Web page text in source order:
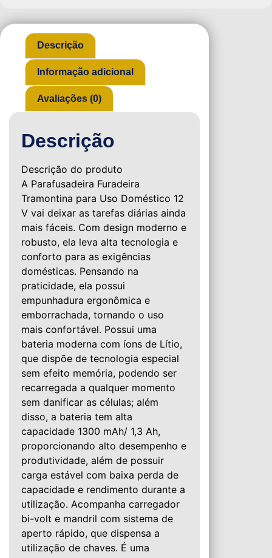
Descrição
Informação adicional
Avaliações (0)
Descrição
Descrição do produto
A Parafusadeira Furadeira
Tramontina para Uso Doméstico 12
V vai deixar as tarefas diárias ainda
mais fáceis. Com design moderno e
robusto, ela leva alta tecnologia e
conforto para as exigências
domésticas. Pensando na
praticidade, ela possui
empunhadura ergonômica e
emborrachada, tornando o uso
mais confortável. Possui uma
bateria moderna com íons de Lítio,
que dispõe de tecnologia especial
sem efeito memória, podendo ser
recarregada a qualquer momento
sem danificar as células; além
disso, a bateria tem alta
capacidade 1300 mAh/ 1,3 Ah,
proporcionando alto desempenho e
produtividade, além de possuir
carga estável com baixa perda de
capacidade e rendimento durante a
utilização. Acompanha carregador
bi-volt e mandril com sistema de
aperto rápido, que dispensa a
utilização de chaves. É uma